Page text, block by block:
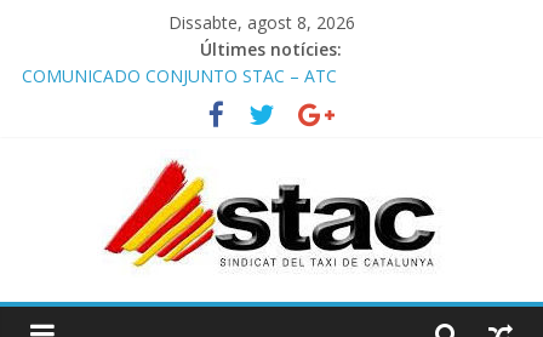
Dissabte, agost 8, 2026
Últimes notícies:
COMUNICADO CONJUNTO STAC – ATC
Comunicado STAC/ ATC de la reunión con los Mossos d
‘Esquadra del aeropuerto de Barcelona.
Programa de Radio TAXI LIBRE 29.07.2026 en COOLTURA FM.
STAC/ATC SOLICITAN TAULA TÈCNICA PARA MEJORAR LA
OPERATIVA DE ENTRADA EN EL PUERTO DE BARCELONA.
Programa de Radio TAXI LIBRE 22.07.2026 en COOLTURA FM.